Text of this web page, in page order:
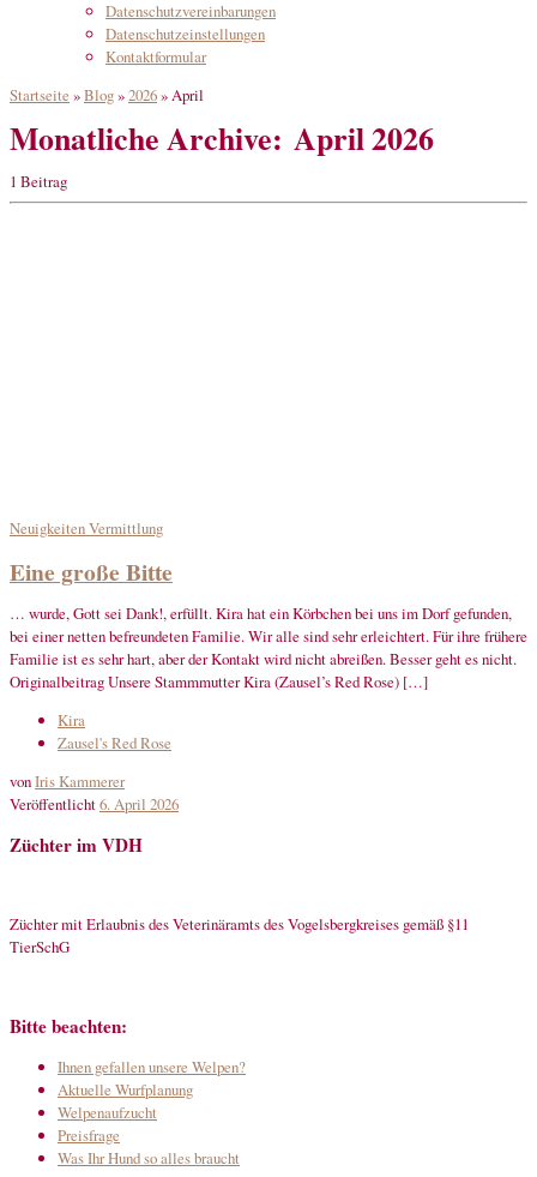
Datenschutzvereinbarungen
Datenschutzeinstellungen
Kontaktformular
Startseite »Blog»2026»April
Monatliche Archive: April 2026
1 Beitrag
NeuigkeitenVermittlung
Eine große Bitte
… wurde, Gott sei Dank!, erfüllt. Kira hat ein Körbchen bei uns im Dorf gefunden,
bei einer netten befreundeten Familie. Wir alle sind sehr erleichtert. Für ihre frühere
Familie ist es sehr hart, aber der Kontakt wird nicht abreißen. Besser geht es nicht.
Originalbeitrag Unsere Stammmutter Kira (Zausel’s Red Rose) […]
Kira
Zausel's Red Rose
vonIris Kammerer
Veröffentlicht6. April 2026
Züchter im VDH
Züchter mit Erlaubnis des Veterinäramts des Vogelsbergkreises gemäß §11
TierSchG
Bitte beachten:
Ihnen gefallen unsere Welpen?
Aktuelle Wurfplanung
Welpenaufzucht
Preisfrage
Was Ihr Hund so alles braucht